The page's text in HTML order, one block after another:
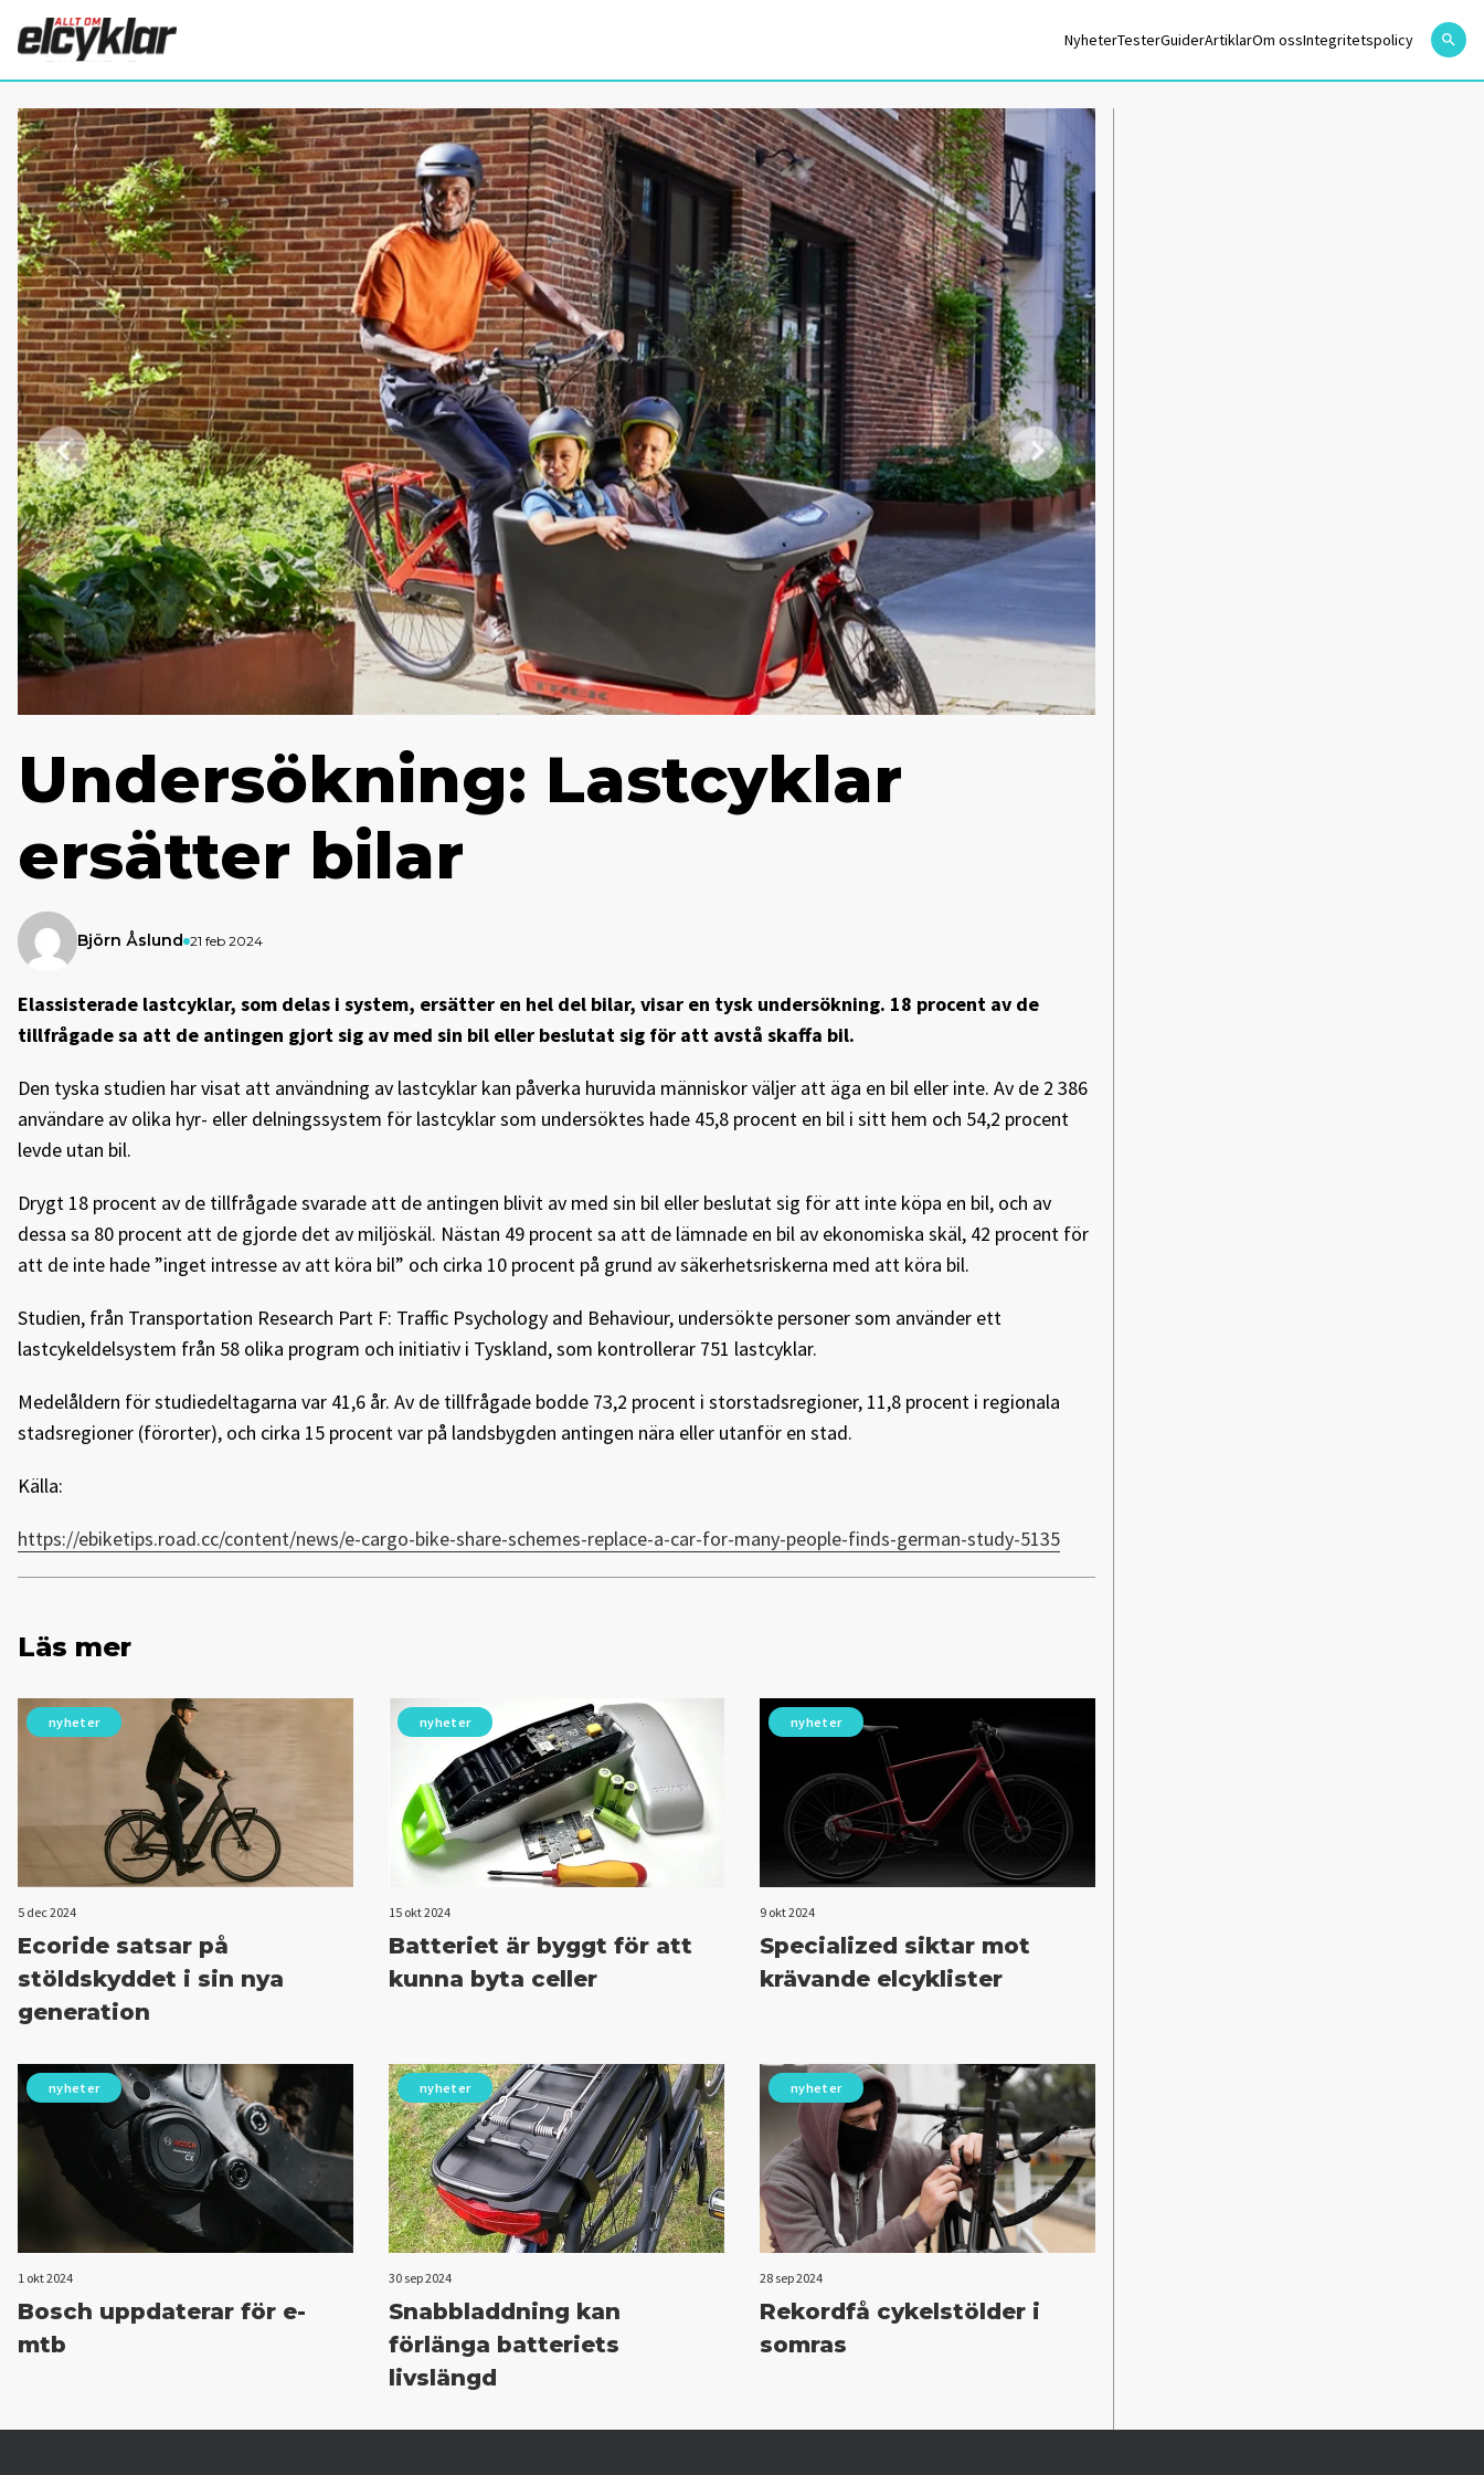
NyheterTesterGuiderArtiklarOm ossIntegritetspolicy
Undersökning: Lastcyklar
ersätter bilar
Björn Åslund 21 feb 2024
Elassisterade lastcyklar, som delas i system, ersätter en hel del bilar, visar en tysk undersökning. 18 procent av de
tillfrågade sa att de antingen gjort sig av med sin bil eller beslutat sig för att avstå skaffa bil.
Den tyska studien har visat att användning av lastcyklar kan påverka huruvida människor väljer att äga en bil eller inte. Av de 2 386
användare av olika hyr- eller delningssystem för lastcyklar som undersöktes hade 45,8 procent en bil i sitt hem och 54,2 procent
levde utan bil.
Drygt 18 procent av de tillfrågade svarade att de antingen blivit av med sin bil eller beslutat sig för att inte köpa en bil, och av
dessa sa 80 procent att de gjorde det av miljöskäl. Nästan 49 procent sa att de lämnade en bil av ekonomiska skäl, 42 procent för
att de inte hade ”inget intresse av att köra bil” och cirka 10 procent på grund av säkerhetsriskerna med att köra bil.
Studien, från Transportation Research Part F: Traffic Psychology and Behaviour, undersökte personer som använder ett
lastcykeldelsystem från 58 olika program och initiativ i Tyskland, som kontrollerar 751 lastcyklar.
Medelåldern för studiedeltagarna var 41,6 år. Av de tillfrågade bodde 73,2 procent i storstadsregioner, 11,8 procent i regionala
stadsregioner (förorter), och cirka 15 procent var på landsbygden antingen nära eller utanför en stad.
Källa:
https://ebiketips.road.cc/content/news/e-cargo-bike-share-schemes-replace-a-car-for-many-people-finds-german-study-5135
Läs mer
nyheter
5 dec 2024
Ecoride satsar på
stöldskyddet i sin nya
generation
nyheter
15 okt 2024
Batteriet är byggt för att
kunna byta celler
nyheter
9 okt 2024
Specialized siktar mot
krävande elcyklister
nyheter
1 okt 2024
Bosch uppdaterar för e-
mtb
nyheter
30 sep 2024
Snabbladdning kan
förlänga batteriets
livslängd
nyheter
28 sep 2024
Rekordfå cykelstölder i
somras